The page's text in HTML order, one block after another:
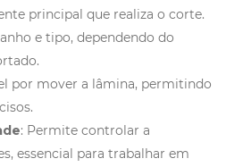
principal que realiza o corte.
e tipo, dependendo do
por mover a lâmina, permitindo
: Permite controlar a
essencial para trabalhar em